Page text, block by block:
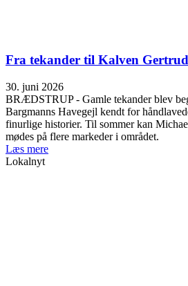
Fra tekander til Kalven Gertrud
30. juni 2026
BRÆDSTRUP - Gamle tekander blev
Bargmanns Havegejl kendt for
finurlige historier. Til sommer kan
mødes på flere markeder i området.
Læs mere
Lokalnyt